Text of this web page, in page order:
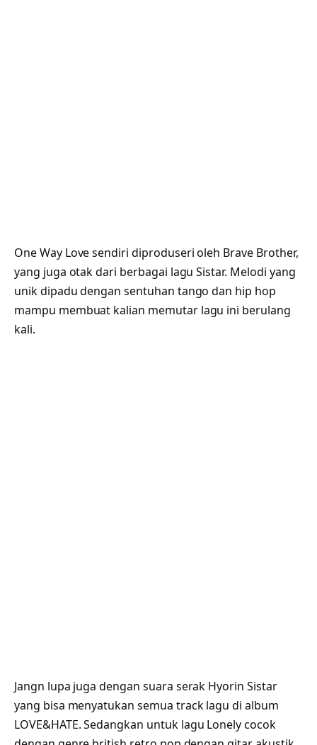
One Way Love sendiri diproduseri oleh Brave Brother,
yang juga otak dari berbagai lagu Sistar. Melodi yang
unik dipadu dengan sentuhan tango dan hip hop
mampu membuat kalian memutar lagu ini berulang
kali.
Jangn lupa juga dengan suara serak Hyorin Sistar
yang bisa menyatukan semua track lagu di album
LOVE&HATE. Sedangkan untuk lagu Lonely cocok